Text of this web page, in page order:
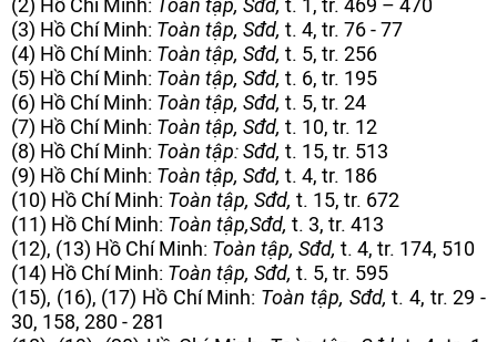
(2) Hồ Chí Minh: Toàn tập, Sđd, t. 1, tr. 469 – 470
(3) Hồ Chí Minh: Toàn tập, Sđd, t. 4, tr. 76 - 77
(4) Hồ Chí Minh: Toàn tập, Sđd, t. 5, tr. 256
(5) Hồ Chí Minh: Toàn tập, Sđd, t. 6, tr. 195
(6) Hồ Chí Minh: Toàn tập, Sđd, t. 5, tr. 24
(7) Hồ Chí Minh: Toàn tập, Sđd, t. 10, tr. 12
(8) Hồ Chí Minh: Toàn tập: Sđd, t. 15, tr. 513
(9) Hồ Chí Minh: Toàn tập, Sđd, t. 4, tr. 186
(10) Hồ Chí Minh: Toàn tập, Sđd, t. 15, tr. 672
(11) Hồ Chí Minh: Toàn tập,Sđd, t. 3, tr. 413
(12), (13) Hồ Chí Minh: Toàn tập, Sđd, t. 4, tr. 174, 510
(14) Hồ Chí Minh: Toàn tập, Sđd, t. 5, tr. 595
(15), (16), (17) Hồ Chí Minh: Toàn tập, Sđd, t. 4, tr. 29 -
30, 158, 280 - 281